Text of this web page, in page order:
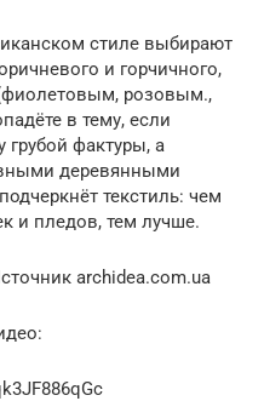
стиле выбирают
и горчичного,
розовым.,
в тему, если
грубой фактуры, а
деревянными
текстиль: чем
и пледов, тем лучше.
archidea.com.ua